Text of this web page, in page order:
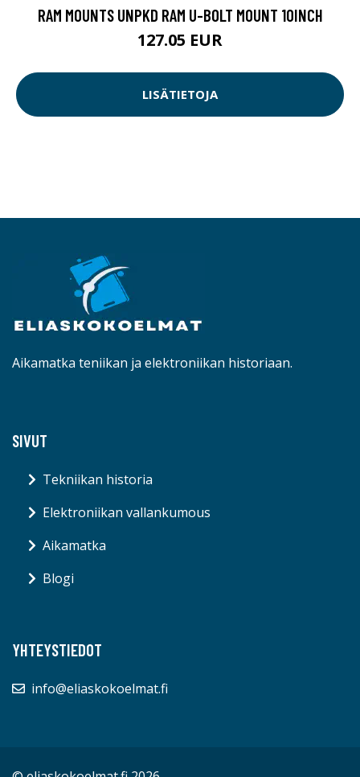
RAM MOUNTS UNPKD RAM U-BOLT MOUNT 10INCH
127.05 EUR
LISÄTIETOJA
Aikamatka teniikan ja elektroniikan historiaan.
SIVUT
Tekniikan historia
Elektroniikan vallankumous
Aikamatka
Blogi
YHTEYSTIEDOT
info@eliaskokoelmat.fi